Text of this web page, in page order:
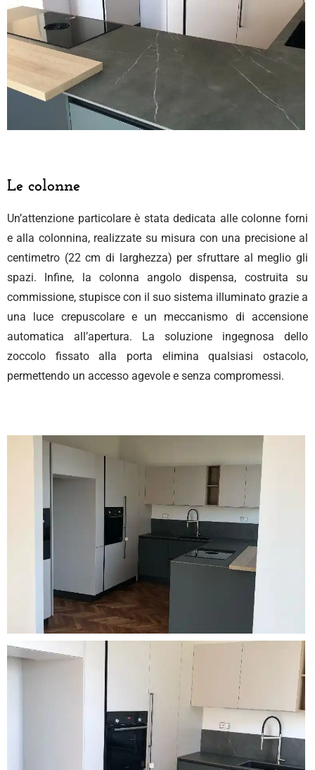
Le colonne
Un’attenzione particolare è stata dedicata alle colonne forni
e alla colonnina, realizzate su misura con una precisione al
centimetro (22 cm di larghezza) per sfruttare al meglio gli
spazi. Infine, la colonna angolo dispensa, costruita su
commissione, stupisce con il suo sistema illuminato grazie a
una luce crepuscolare e un meccanismo di accensione
automatica all’apertura. La soluzione ingegnosa dello
zoccolo fissato alla porta elimina qualsiasi ostacolo,
permettendo un accesso agevole e senza compromessi.